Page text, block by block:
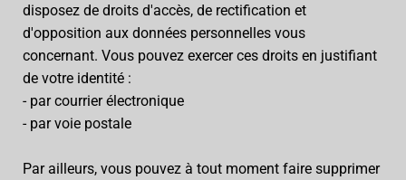
disposez de droits d'accès, de rectification et
d'opposition aux données personnelles vous
concernant. Vous pouvez exercer ces droits en justifiant
de votre identité :
- par courrier électronique
- par voie postale
Par ailleurs, vous pouvez à tout moment faire supprimer